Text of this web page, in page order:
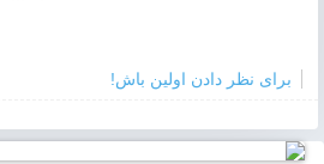
برای نظر دادن اولین باش!